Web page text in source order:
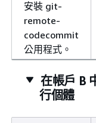
安裝 git-
remote-
codecommit
公用程式。
在帳戶 B
行個體